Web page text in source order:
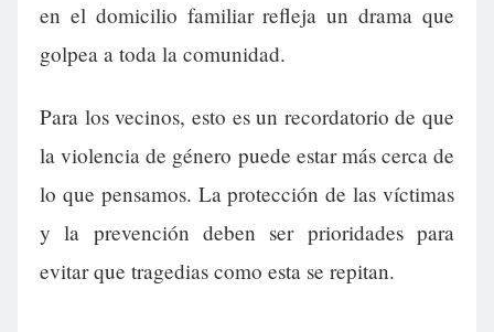
en el domicilio familiar refleja un drama que
golpea a toda la comunidad.
Para los vecinos, esto es un recordatorio de que
la violencia de género puede estar más cerca de
lo que pensamos. La protección de las víctimas
y la prevención deben ser prioridades para
evitar que tragedias como esta se repitan.